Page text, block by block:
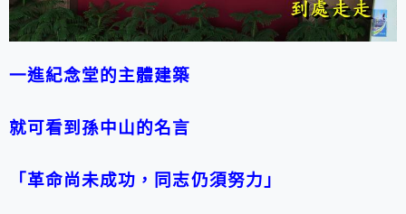
一進紀念堂的主體建築
就可看到孫中山的名言
「革命尚未成功，同志仍須努力」